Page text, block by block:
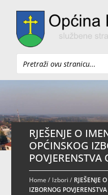
Pretraži
RJEŠENJE O
OPĆINSKOG
Home/ Izbori/ RJEŠENJE
IZBORNOG